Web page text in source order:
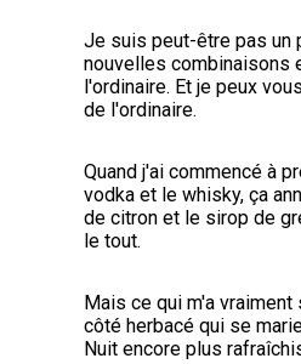
Je suis peut-être pas un
nouvelles combinaisons
l'ordinaire. Et je peux
de l'ordinaire.
Quand j'ai commencé à
vodka et le whisky, ça
de citron et le sirop de
le tout.
Mais ce qui m'a
côté herbacé qui se
Nuit encore plus